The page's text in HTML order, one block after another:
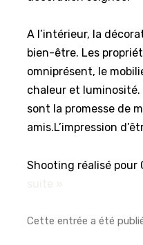
A l’intérieur, la
bien-être. Les
omniprésent, le
chaleur et
sont la promesse de
amis.L’impression
Shooting réalisé pour
Cette entrée a été